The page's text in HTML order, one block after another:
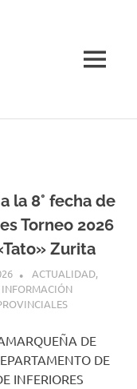
MENÚ
la 8° fecha de
Torneo 2026
Zurita
H P
ACTUALIDAD,
INFORMACIÓN
DE
DE
INFERIORES